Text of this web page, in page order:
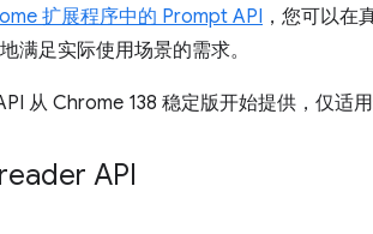
扩展程序中的 Prompt API ，您可以在
满足实际使用场景的需求。
从 Chrome 138 稳定版开始提供，仅适
API